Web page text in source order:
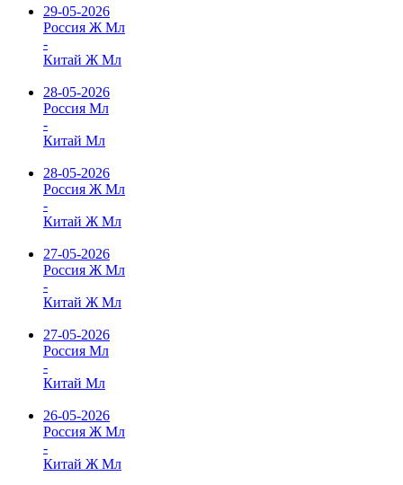
29-05-2026
Россия Ж Мл
-
Китай Ж Мл
28-05-2026
Россия Мл
-
Китай Мл
28-05-2026
Россия Ж Мл
-
Китай Ж Мл
27-05-2026
Россия Ж Мл
-
Китай Ж Мл
27-05-2026
Россия Мл
-
Китай Мл
26-05-2026
Россия Ж Мл
-
Китай Ж Мл